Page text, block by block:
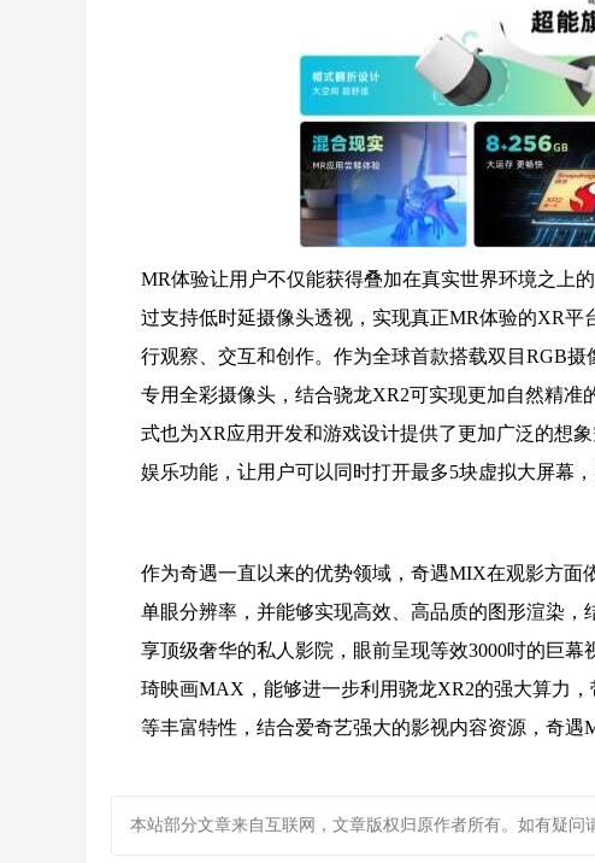
MR体验让用户不仅能获得叠加在真实世界环境之上
过支持低时延摄像头透视，实现真正MR体验的XR
行观察、交互和创作。作为全球首款搭载双目RGB
专用全彩摄像头，结合骁龙XR2可实现更加自然精
式也为XR应用开发和游戏设计提供了更加广泛的想
娱乐功能，让用户可以同时打开最多5块虚拟大屏幕
作为奇遇一直以来的优势领域，奇遇MIX在观影方面
单眼分辨率，并能够实现高效、高品质的图形渲染
享顶级奢华的私人影院，眼前呈现等效3000吋的巨
琦映画MAX，能够进一步利用骁龙XR2的强大算力
等丰富特性，结合爱奇艺强大的影视内容资源，奇
本站部分文章来自互联网，文章版权归原作者所有。如有疑问